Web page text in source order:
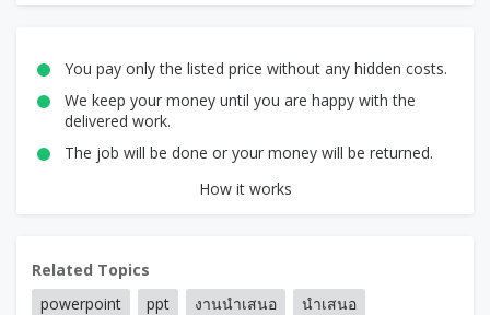
You pay only the listed price without any hidden costs.
We keep your money until you are happy with the
delivered work.
The job will be done or your money will be returned.
How it works
Related Topics
powerpoint
ppt งานนำเสนอ
นำเสนอ